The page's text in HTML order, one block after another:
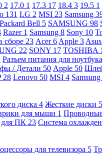
2 17.0 1 17.3 17 18.4 3 19.5 1
131 LG 2 MSI 23 Samsung
Packard Bell 5 SAMSUNG 98
Razer 1 Samsung 8 Sony 10
сборе 23 Acer6 Apple 3 Asus
22 SONY 17 TOSHIBA
Разъем питания для ноутбука
/ Детали 50 Apple 50
28 Lenovo 50 MSI 4 Samsung
диска 4 Жесткие диски 5
для мыши 1
для ПК 23 Система
для телевизора 5